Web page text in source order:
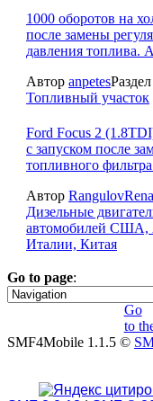
1000 оборотов на
после замены
давления топлива.
Автор anpetesРаздел
Топливный участок
Ford Focus 2
с запуском после
топливного
Автор
Дизельные
автомобилей США,
Италии, Китая
Go to page:
1 2
Go
to
SMF4Mobile 1.1.5 ©